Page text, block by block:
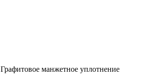
Графитовое манжетное уплотнение